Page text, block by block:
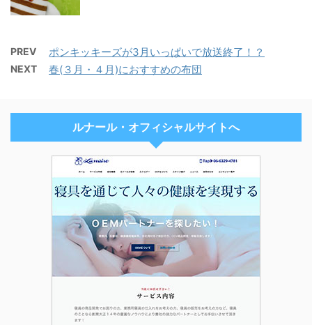
PREV ポンキッキーズが3月いっぱいで放送終了！？
NEXT 春(３月・４月)におすすめの布団
ルナール・オフィシャルサイトへ